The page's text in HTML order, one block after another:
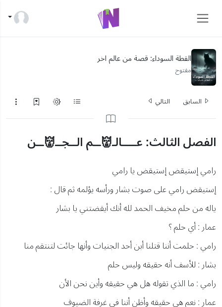
القطة السوداء: قصة من عالم اخر
مفتوح
السابق التالي
الفصل الثالث: عــــالـ👹ــم الــجــ👹ــن
رامي إستيقض إستيقض يا رامي
إستيقض رامي على صوت بشار ورأسه يؤلمه ثم قال :
ياله من حلم مخيف الحمد لله أنك أيقضتني يا بشار
عمار : أي حلم ؟
رامي : حلمت أننا قتلنا أبن أحد الجنيات وأنها جائت لتنتقم منا
بشار : للأسف أنه حقيقه وليس حلم
رامي : ما الذي تقوله هل هي حقيقه وأين نحن الأن
عمار : نعم هي حقيقه وأظن أننا في غرفة الضيوف